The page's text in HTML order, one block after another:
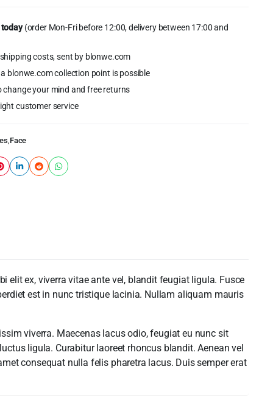
(order Mon-Fri before 12:00, delivery between 17:00 and
costs, sent by blonwe.com
blonwe.com collection point is possible
change your mind and free returns
customer service
,Face
ex, viverra vitae ante vel, blandit feugiat ligula. Fusce
est in nunc tristique lacinia. Nullam aliquam mauris
viverra. Maecenas lacus odio, feugiat eu nunc sit
ligula. Curabitur laoreet rhoncus blandit. Aenean vel
consequat nulla felis pharetra lacus. Duis semper erat